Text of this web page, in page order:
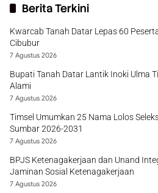
Berita Terkini
Kwarcab Tanah Datar Lepas 60
Cibubur
7 Agustus 2026
Bupati Tanah Datar Lantik Inoki Ulma
Alami
7 Agustus 2026
Timsel Umumkan 25 Nama Lolos
Sumbar 2026-2031
7 Agustus 2026
BPJS Ketenagakerjaan dan Unand
Jaminan Sosial Ketenagakerjaan
7 Agustus 2026